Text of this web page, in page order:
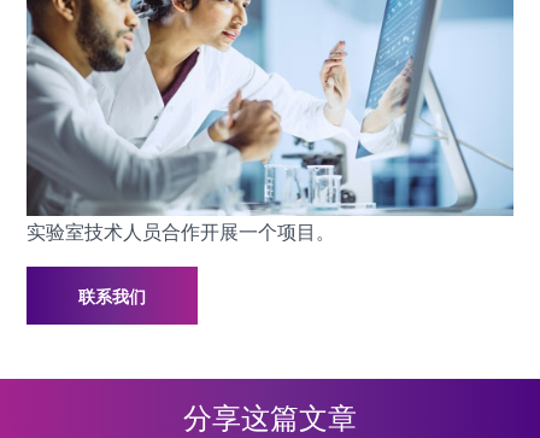
实验室技术人员合作开展一个项目。
联系我们
分享这篇文章